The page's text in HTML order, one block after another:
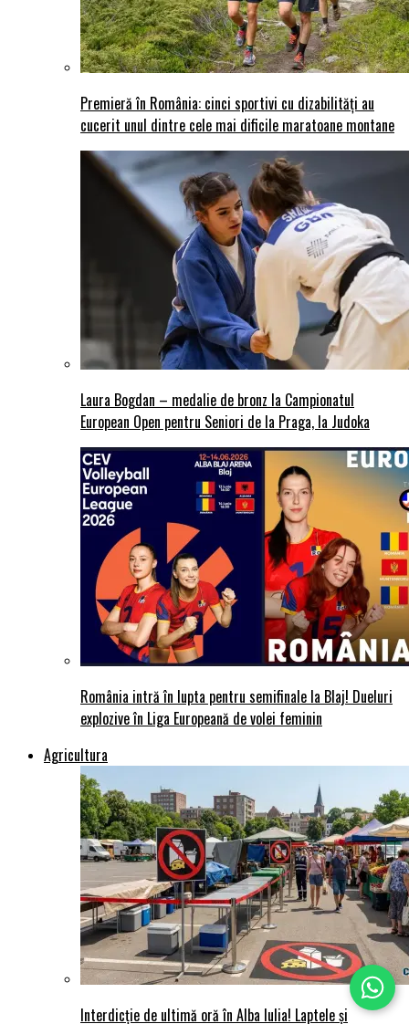
Premieră în România: cinci sportivi cu dizabilități au
cucerit unul dintre cele mai dificile maratoane montane
Laura Bogdan – medalie de bronz la Campionatul
European Open pentru Seniori de la Praga, la Judoka
România intră în lupta pentru semifinale la Blaj! Dueluri
explozive în Liga Europeană de volei feminin
Agricultura
Interdicție de ultimă oră în Alba Iulia! Laptele și